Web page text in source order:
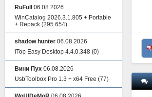
RuFull
06.08.2026
WinCatalog 2026.3.1.805 + Portable
+ Repack (295 654)
shadow hunter 06.08.2026
iTop Easy Desktop 4.4.0.348 (0)
Вини Пух 06.08.2026
UsbToolbox Pro 1.3 + x64 Free (77)